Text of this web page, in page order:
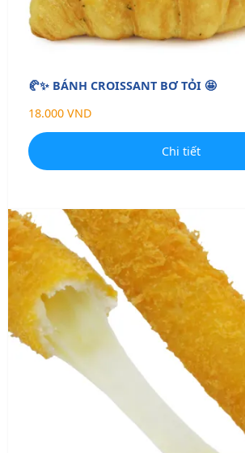
🥐✨ BÁNH CROISSANT BƠ TỎI 🤩
18.000 VND
Chi tiết